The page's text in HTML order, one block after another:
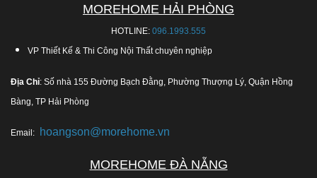
MOREHOME HẢI PHÒNG
HOTLINE: 096.1993.555
VP Thiết Kế & Thi Công Nội Thất chuyên nghiệp
Địa Chỉ: Số nhà 155 Đường Bạch Đằng, Phường Thượng Lý, Quận Hồng
Bàng, TP Hải Phòng
Email: hoangson@morehome.vn
MOREHOME ĐÀ NẴNG